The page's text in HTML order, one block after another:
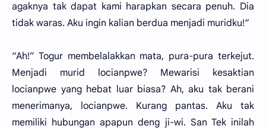
agaknya tak dapat kami harapkan secara penuh. Dia
tidak waras. Aku ingin kalian berdua menjadi muridku!“
“Ah!” Togur membelalakkan mata, pura-pura terkejut.
Menjadi murid locianpwe? Mewarisi kesaktian
locianpwe yang hebat luar biasa? Ah, aku tak berani
menerimanya, locianpwe. Kurang pantas. Aku tak
memiliki hubungan apapun deng ji-wi. San Tek inilah